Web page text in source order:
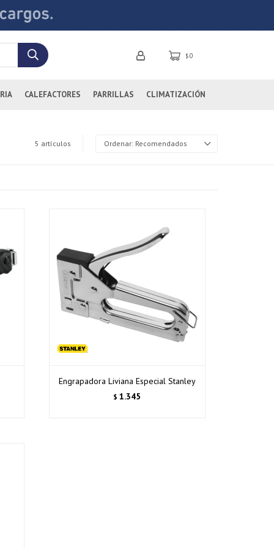
CALEFACTORES PARRILLAS CLIMATIZACIÓN
$0
5 artículos Recomendados
Engrapadora Liviana Especial Stanley
$ 1.345